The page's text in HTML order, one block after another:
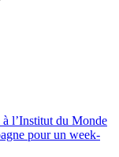
l’Institut du Monde
pour un week-